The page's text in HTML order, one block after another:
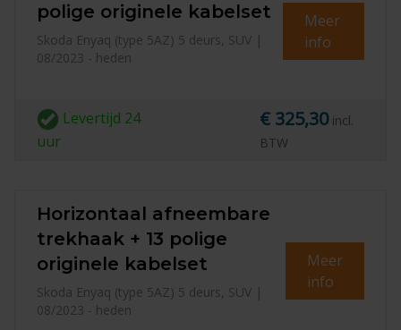
polige originele kabelset
Skoda Enyaq (type 5AZ) 5 deurs, SUV |
08/2023 - heden
Meer
info
Levertijd 24
uur
€ 325,30 incl.
BTW
Horizontaal afneembare
trekhaak + 13 polige
originele kabelset
Skoda Enyaq (type 5AZ) 5 deurs, SUV |
08/2023 - heden
Meer
info